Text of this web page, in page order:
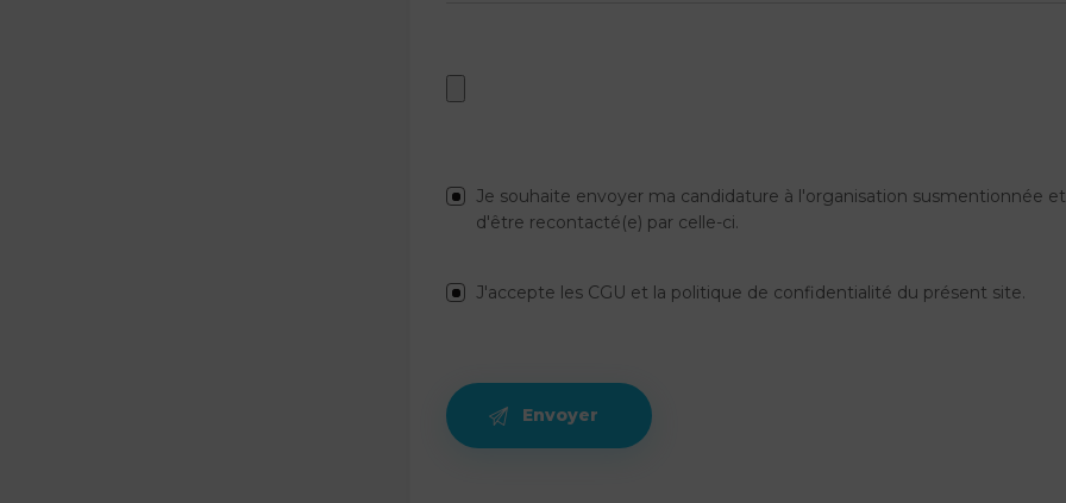
Je souhaite envoyer ma candidature à l'organisation susmentionnée
d'être recontacté(e) par celle-ci.
J'accepte les CGU et la politique de confidentialité du présent site.